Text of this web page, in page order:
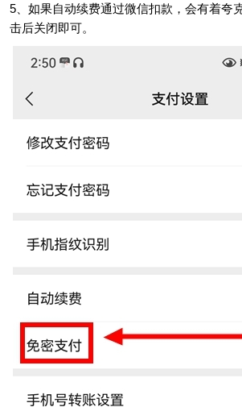
5、如果自动续费通过微信扣款，会有着夸
击后关闭即可。